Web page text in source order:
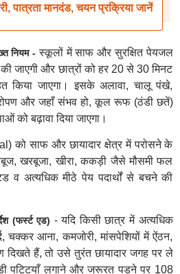
पात्रता मानदंड, चयन प्रक्रिया जानें
नियम - स्कूलों में साफ और सुरक्षित पेयजल
जाएगी और छात्रों को हर 20 से 30 मिनट
किया जाएगा। इसके अलावा, चालू पंखे,
और जहाँ संभव हो, कूल रूफ (ठंडी छतें)
को बढ़ावा दिया जाएगा।
को साफ और छायादार क्षेत्र में परोसने के
खरबूजा, खीरा, ककड़ी जैसे मौसमी फल
व अत्यधिक मीठे पेय पदार्थों से बचने की
(फर्स्ट एड) - यदि किसी छात्र में अत्यधिक
चक्कर आना, कमजोरी, मांसपेशियों में ऐंठन,
दिखते हैं, तो उसे तुरंत छायादार जगह पर ले
पट्टियाँ लगाने और जरूरत पड़ने पर 108